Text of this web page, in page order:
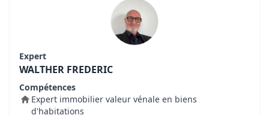
Expert
WALTHER FREDERIC
Compétences
Expert immobilier valeur vénale en biens
d'habitations